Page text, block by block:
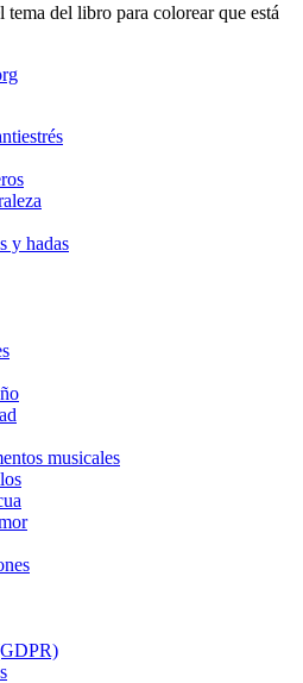
tema del libro para colorear que está
y hadas
musicales